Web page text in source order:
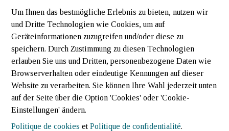
Um Ihnen das bestmögliche Erlebnis zu bieten, nutzen wir
und Dritte Technologien wie Cookies, um auf
Geräteinformationen zuzugreifen und/oder diese zu
speichern. Durch Zustimmung zu diesen Technologien
erlauben Sie uns und Dritten, personenbezogene Daten wie
Browserverhalten oder eindeutige Kennungen auf dieser
Website zu verarbeiten. Sie können Ihre Wahl jederzeit unten
auf der Seite über die Option 'Cookies' oder 'Cookie-
Einstellungen' ändern.
Politique de cookies etPolitique de confidentialité.
Bureaux
9516 Wiltz (Luxembourg) | Ref : 777